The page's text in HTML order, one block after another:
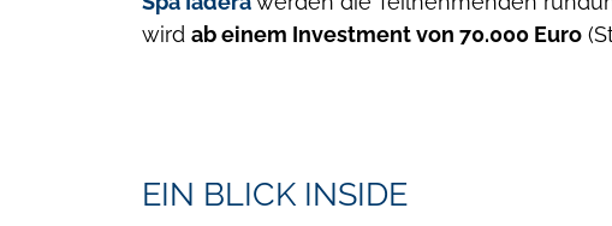
wird ab einem Investment von 70.000 Euro
EIN BLICK INSIDE